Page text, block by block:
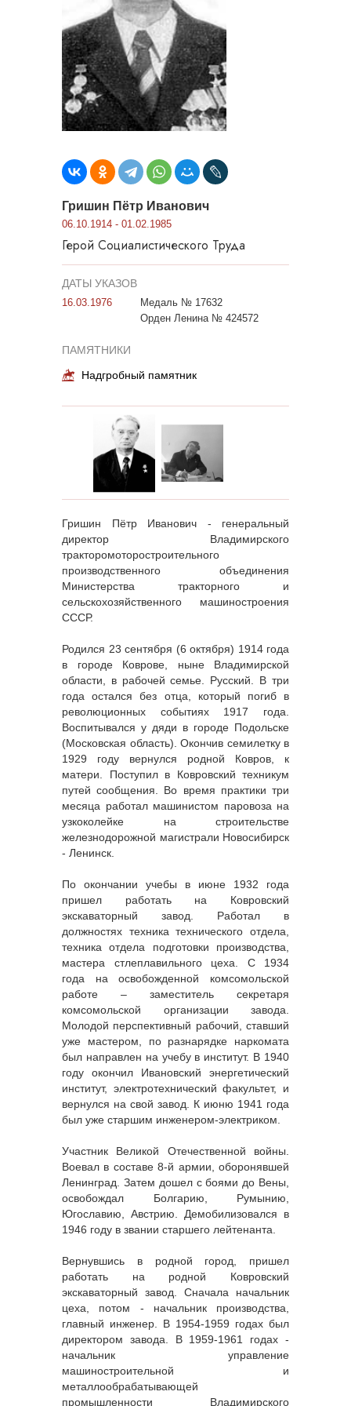
Гришин Пётр Иванович
06.10.1914 - 01.02.1985
Герой Социалистического Труда
ДАТЫ УКАЗОВ
16.03.1976
Медаль № 17632
Орден Ленина № 424572
ПАМЯТНИКИ
Надгробный памятник
Гришин Пётр Иванович - генеральный
директор Владимирского
тракторомоторостроительного
производственного объединения
Министерства тракторного и
сельскохозяйственного машиностроения
СССР.
Родился 23 сентября (6 октября) 1914 года
в городе Коврове, ныне Владимирской
области, в рабочей семье. Русский. В три
года остался без отца, который погиб в
революционных событиях 1917 года.
Воспитывался у дяди в городе Подольске
(Московская область). Окончив семилетку в
1929 году вернулся родной Ковров, к
матери. Поступил в Ковровский техникум
путей сообщения. Во время практики три
месяца работал машинистом паровоза на
узкоколейке на строительстве
железнодорожной магистрали Новосибирск
- Ленинск.
По окончании учебы в июне 1932 года
пришел работать на Ковровский
экскаваторный завод. Работал в
должностях техника технического отдела,
техника отдела подготовки производства,
мастера стлеплавильного цеха. С 1934
года на освобожденной комсомольской
работе – заместитель секретаря
комсомольской организации завода.
Молодой перспективный рабочий, ставший
уже мастером, по разнарядке наркомата
был направлен на учебу в институт. В 1940
году окончил Ивановский энергетический
институт, электротехнический факультет, и
вернулся на свой завод. К июню 1941 года
был уже старшим инженером-электриком.
Участник Великой Отечественной войны.
Воевал в составе 8-й армии, оборонявшей
Ленинград. Затем дошел с боями до Вены,
освобождал Болгарию, Румынию,
Югославию, Австрию. Демобилизовался в
1946 году в звании старшего лейтенанта.
Вернувшись в родной город, пришел
работать на родной Ковровский
экскаваторный завод. Сначала начальник
цеха, потом - начальник производства,
главный инженер. В 1954-1959 годах был
директором завода. В 1959-1961 годах -
начальник управление
машиностроительной и
металлообрабатывающей
промышленности Владимирского